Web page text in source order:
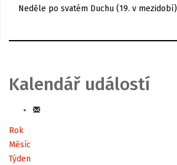
Neděle po svatém Duchu (19. v mezidobí)
Kalendář událostí
Rok
Měsíc
Týden